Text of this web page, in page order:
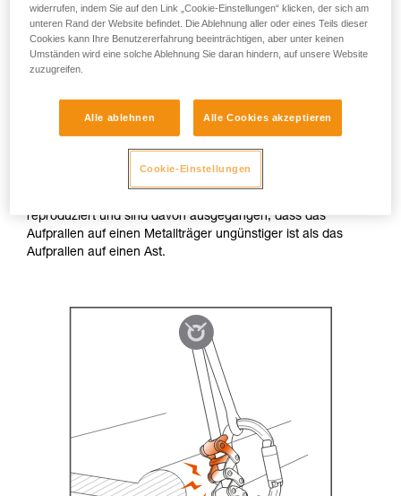
In einer normalen Arbeitssituation sind seitliche Belastungen
der Kette des ZIGZAG selten. Beim ZILLON können seitliche
Belastungen häufiger auftreten, aufgrund der geringen
Wir haben einen Test durchgeführt, bei dem die ungünstigste
Die Kette des ZIGZAG wird bei einer Pendelbewegung durch
reproduziert und sind davon ausgegangen, dass das
Aufprallen auf einen Metallträger ungünstiger ist als das
Aufprallen auf einen Ast.
widerrufen, indem Sie auf den Link „Cookie-Einstellungen“ klicken, der sich am
unteren Rand der Website befindet. Die Ablehnung aller oder eines Teils dieser
Cookies kann Ihre Benutzererfahrung beeinträchtigen, aber unter keinen
Umständen wird eine solche Ablehnung Sie daran hindern, auf unsere Website
zuzugreifen.
Alle ablehnen Alle Cookies akzeptieren
Cookie-Einstellungen